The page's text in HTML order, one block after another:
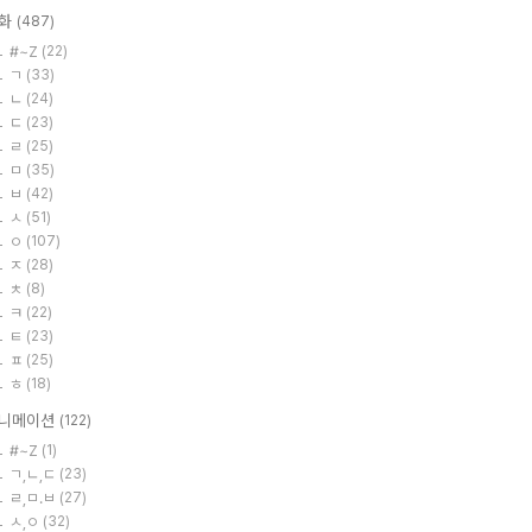
(487)
#~Z (22)
ㄱ (33)
ㄴ (24)
ㄷ (23)
ㄹ (25)
ㅁ (35)
ㅂ (42)
ㅅ (51)
ㅇ (107)
ㅈ (28)
ㅊ (8)
ㅋ (22)
ㅌ (23)
ㅍ (25)
ㅎ (18)
메이션 (122)
#~Z (1)
ㄱ,ㄴ,ㄷ (23)
ㄹ,ㅁ.ㅂ (27)
ㅅ,ㅇ (32)